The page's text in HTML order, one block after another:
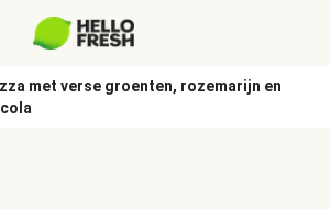
met verse groenten, rozemarijn en